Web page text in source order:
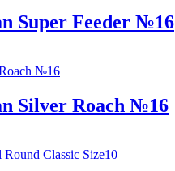
Super Feeder №16
Silver Roach №16